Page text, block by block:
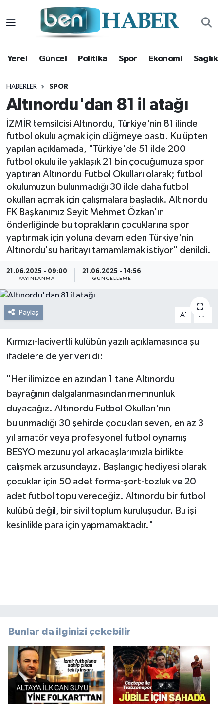
Yerel Güncel Politika Spor Ekonomi Sağlık
HABERLER SPOR
Altınordu'dan 81 il atağı
İZMİR temsilcisi Altınordu, Türkiye'nin 81 ilinde
futbol okulu açmak için düğmeye bastı. Kulüpten
yapılan açıklamada, "Türkiye'de 51 ilde 200
futbol okulu ile yaklaşık 21 bin çocuğumuza spor
yaptıran Altınordu Futbol Okulları olarak; futbol
okulumuzun bulunmadığı 30 ilde daha futbol
okulları açmak için çalışmalara başladık. Altınordu
FK Başkanımız Seyit Mehmet Özkan'ın
önderliğinde bu toprakların çocuklarına spor
yaptırmak için yoluna devam eden Türkiye'nin
Altınordu'su haritayı tamamlamak istiyor" denildi.
21.06.2025 - 09:00
YAYINLANMA
21.06.2025 - 14:56
GÜNCELLEME
Paylaş A- A
Kırmızı-lacivertli kulübün yazılı açıklamasında şu
ifadelere de yer verildi:
"Her ilimizde en azından 1 tane Altınordu
bayrağının dalgalanmasından memnunluk
duyacağız. Altınordu Futbol Okulları'nın
bulunmadığı 30 şehirde çocukları seven, en az 3
yıl amatör veya profesyonel futbol oynamış
BESYO mezunu yol arkadaşlarımızla birlikte
çalışmak arzusundayız. Başlangıç hediyesi olarak
çocuklar için 50 adet forma-şort-tozluk ve 20
adet futbol topu vereceğiz. Altınordu bir futbol
kulübü değil, bir sivil toplum kuruluşudur. Bu işi
kesinlikle para için yapmamaktadır."
Bunlar da ilginizi çekebilir
Yerel
Güncel
Politika
Spor
Ekonomi
Sağlık
Magazin
Kültür Sanat
Resmi Reklam
Hava Durumu
Trafik Durumu
Süper Lig Puan Durumu ve Fikstür
Tüm Manşetler
Son Dakika Haberleri
Haber Arşivi